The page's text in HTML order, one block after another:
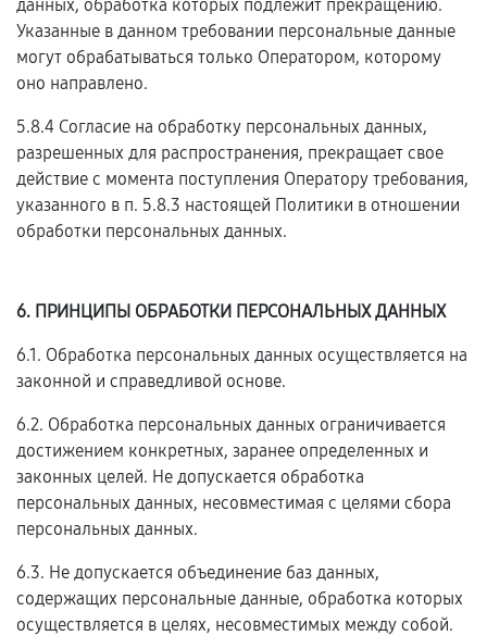
данных, обработка которых подлежит прекращению.
Указанные в данном требовании персональные данные
могут обрабатываться только Оператором, которому
оно направлено.
5.8.4 Согласие на обработку персональных данных,
разрешенных для распространения, прекращает свое
действие с момента поступления Оператору требования,
указанного в п. 5.8.3 настоящей Политики в отношении
обработки персональных данных.
6. ПРИНЦИПЫ ОБРАБОТКИ ПЕРСОНАЛЬНЫХ ДАННЫХ
6.1. Обработка персональных данных осуществляется на
законной и справедливой основе.
6.2. Обработка персональных данных ограничивается
достижением конкретных, заранее определенных и
законных целей. Не допускается обработка
персональных данных, несовместимая с целями сбора
персональных данных.
6.3. Не допускается объединение баз данных,
содержащих персональные данные, обработка которых
осуществляется в целях, несовместимых между собой.